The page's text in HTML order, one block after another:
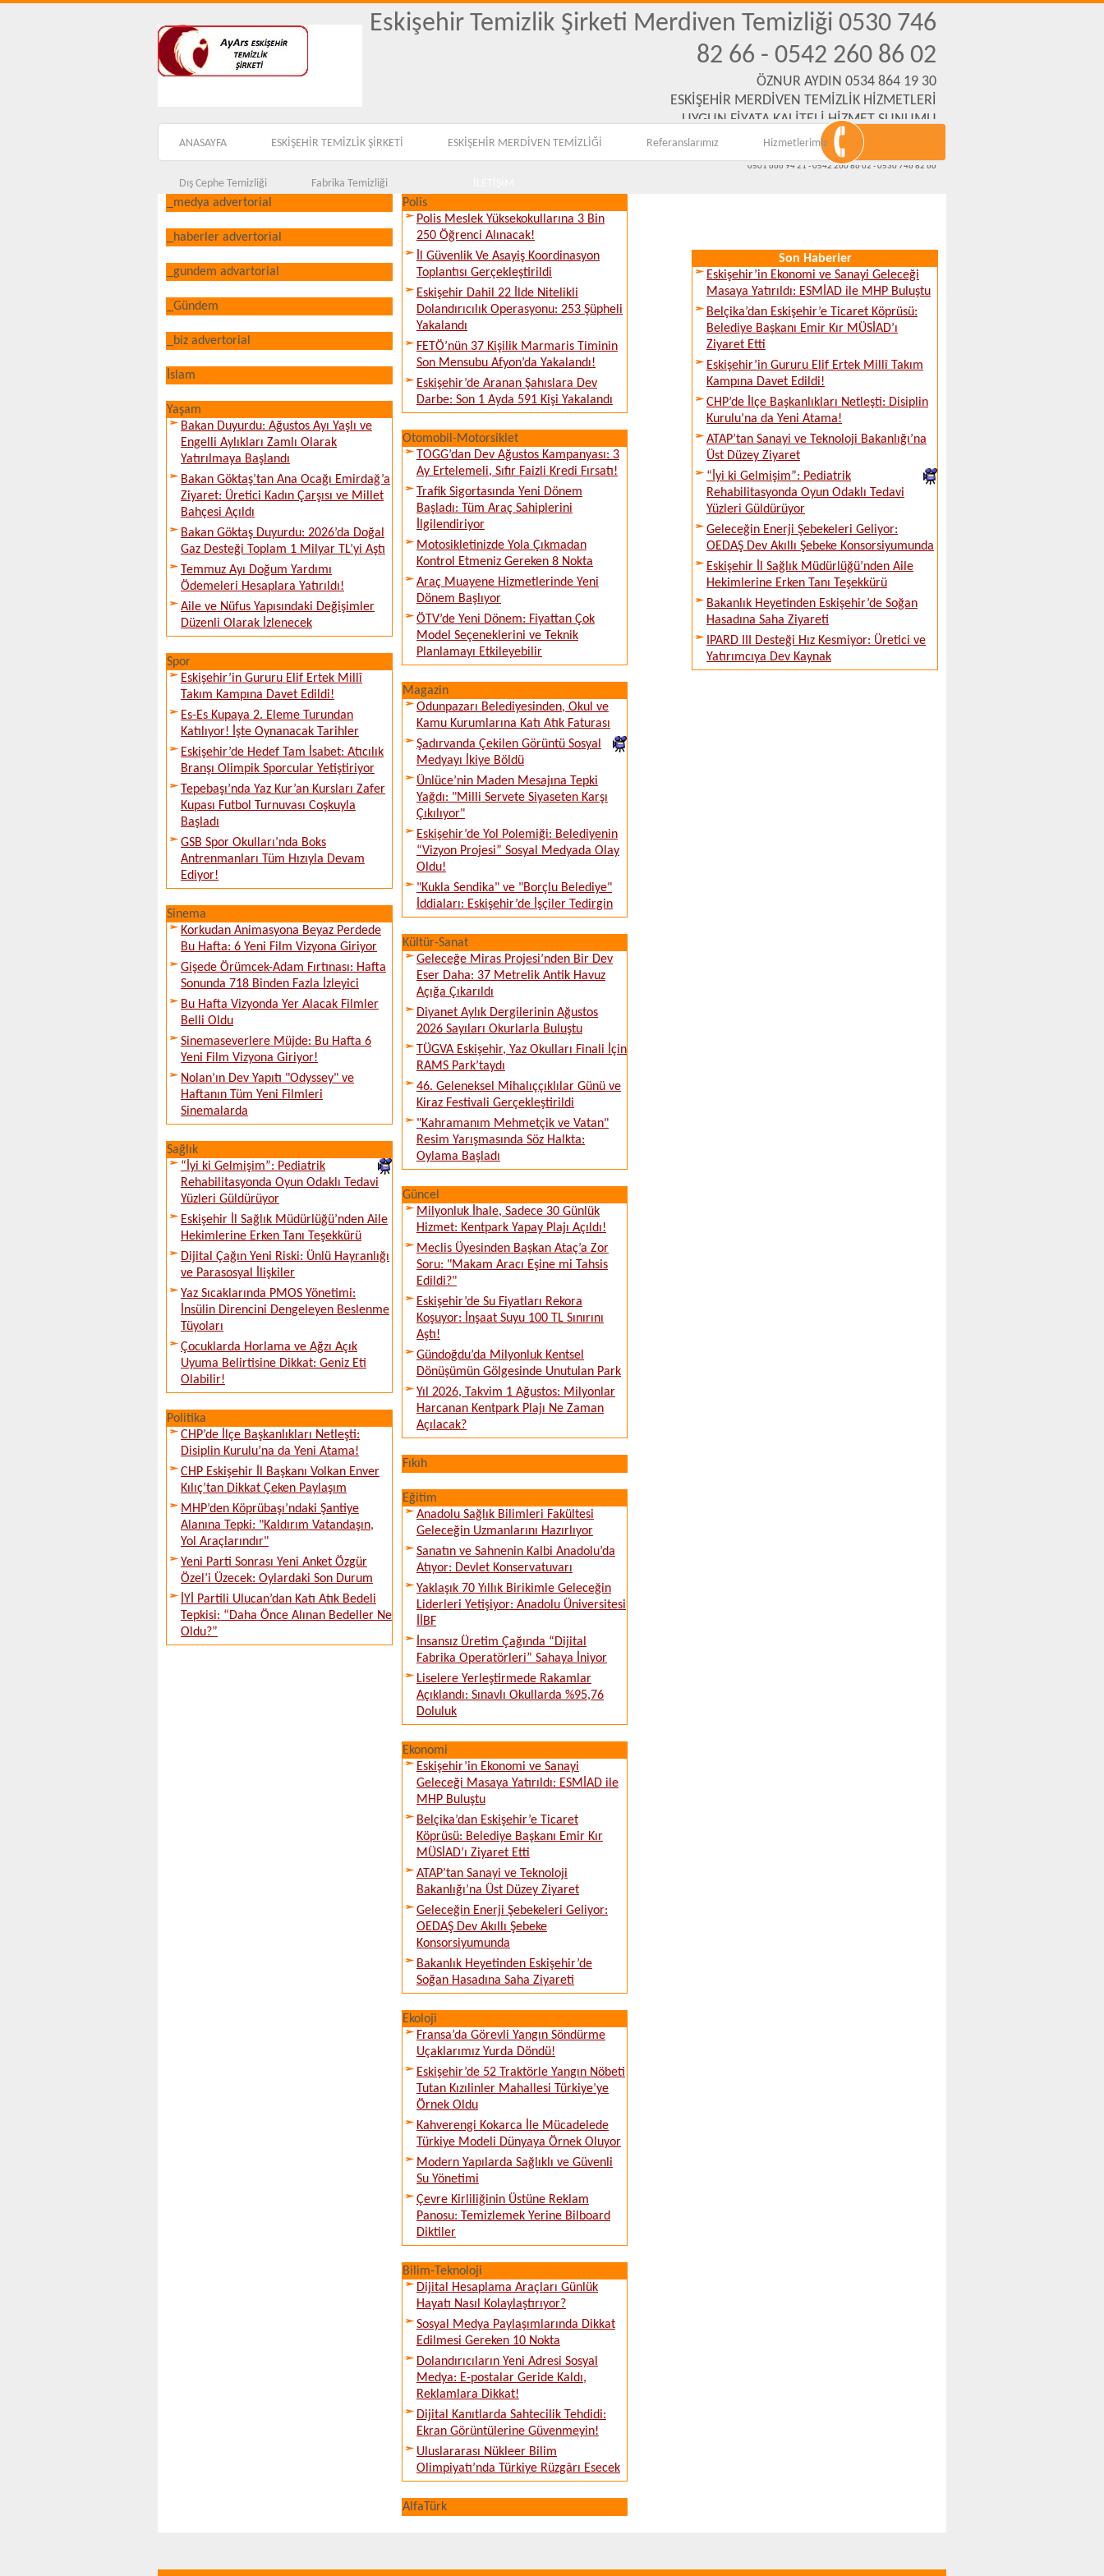
Eskişehir Temizlik Şirketi Merdiven Temizliği 0530 746
82 66 - 0542 260 86 02
ÖZNUR AYDIN 0534 864 19 30
ESKİŞEHİR MERDİVEN TEMİZLİK HİZMETLERİ
UYGUN FİYATA KALİTELİ HİZMET SUNUMU
Emek Mh. Yanartaş Sk. No:31 Eskişehir
www.eskisehirmerdiventemizliksirketi.com
0501 666 94 21 - 0542 260 86 02 - 0530 746 82 66
ANASAYFA ESKİŞEHİR TEMİZLİK ŞİRKETİ ESKİŞEHİR MERDİVEN TEMİZLİĞİ Referanslarımız Hizmetlerimiz
Dış Cephe Temizliği Fabrika Temizliği
_medya advertorial
_haberler advertorial
_gundem advartorial
_Gündem
_biz advertorial
İslam
Yaşam
Bakan Duyurdu: Ağustos Ayı Yaşlı ve
Engelli Aylıkları Zamlı Olarak
Yatırılmaya Başlandı
Bakan Göktaş’tan Ana Ocağı Emirdağ’a
Ziyaret: Üretici Kadın Çarşısı ve Millet
Bahçesi Açıldı
Bakan Göktaş Duyurdu: 2026’da Doğal
Gaz Desteği Toplam 1 Milyar TL’yi Aştı
Temmuz Ayı Doğum Yardımı
Ödemeleri Hesaplara Yatırıldı!
Aile ve Nüfus Yapısındaki Değişimler
Düzenli Olarak İzlenecek
Spor
Eskişehir’in Gururu Elif Ertek Millî
Takım Kampına Davet Edildi!
Es-Es Kupaya 2. Eleme Turundan
Katılıyor! İşte Oynanacak Tarihler
Eskişehir’de Hedef Tam İsabet: Atıcılık
Branşı Olimpik Sporcular Yetiştiriyor
Tepebaşı’nda Yaz Kur’an Kursları Zafer
Kupası Futbol Turnuvası Coşkuyla
Başladı
GSB Spor Okulları’nda Boks
Antrenmanları Tüm Hızıyla Devam
Ediyor!
Sinema
Korkudan Animasyona Beyaz Perdede
Bu Hafta: 6 Yeni Film Vizyona Giriyor
Gişede Örümcek-Adam Fırtınası: Hafta
Sonunda 718 Binden Fazla İzleyici
Bu Hafta Vizyonda Yer Alacak Filmler
Belli Oldu
Sinemaseverlere Müjde: Bu Hafta 6
Yeni Film Vizyona Giriyor!
Nolan’ın Dev Yapıtı "Odyssey" ve
Haftanın Tüm Yeni Filmleri
Sinemalarda
Sağlık
“İyi ki Gelmişim”: Pediatrik
Rehabilitasyonda Oyun Odaklı Tedavi
Yüzleri Güldürüyor
Eskişehir İl Sağlık Müdürlüğü’nden Aile
Hekimlerine Erken Tanı Teşekkürü
Dijital Çağın Yeni Riski: Ünlü Hayranlığı
ve Parasosyal İlişkiler
Yaz Sıcaklarında PMOS Yönetimi:
İnsülin Direncini Dengeleyen Beslenme
Tüyoları
Çocuklarda Horlama ve Ağzı Açık
Uyuma Belirtisine Dikkat: Geniz Eti
Olabilir!
Politika
CHP’de İlçe Başkanlıkları Netleşti:
Disiplin Kurulu’na da Yeni Atama!
CHP Eskişehir İl Başkanı Volkan Enver
Kılıç’tan Dikkat Çeken Paylaşım
MHP’den Köprübaşı’ndaki Şantiye
Alanına Tepki: "Kaldırım Vatandaşın,
Yol Araçlarındır"
Yeni Parti Sonrası Yeni Anket Özgür
Özel’i Üzecek: Oylardaki Son Durum
İYİ Partili Ulucan’dan Katı Atık Bedeli
Tepkisi: “Daha Önce Alınan Bedeller Ne
Oldu?”
Polis
Polis Meslek Yüksekokullarına 3 Bin
250 Öğrenci Alınacak!
İl Güvenlik Ve Asayiş Koordinasyon
Toplantısı Gerçekleştirildi
Eskişehir Dahil 22 İlde Nitelikli
Dolandırıcılık Operasyonu: 253 Şüpheli
Yakalandı
FETÖ’nün 37 Kişilik Marmaris Timinin
Son Mensubu Afyon’da Yakalandı!
Eskişehir’de Aranan Şahıslara Dev
Darbe: Son 1 Ayda 591 Kişi Yakalandı
Otomobil-Motorsiklet
TOGG’dan Dev Ağustos Kampanyası: 3
Ay Ertelemeli, Sıfır Faizli Kredi Fırsatı!
Trafik Sigortasında Yeni Dönem
Başladı: Tüm Araç Sahiplerini
İlgilendiriyor
Motosikletinizde Yola Çıkmadan
Kontrol Etmeniz Gereken 8 Nokta
Araç Muayene Hizmetlerinde Yeni
Dönem Başlıyor
ÖTV’de Yeni Dönem: Fiyattan Çok
Model Seçeneklerini ve Teknik
Planlamayı Etkileyebilir
Magazin
Odunpazarı Belediyesinden, Okul ve
Kamu Kurumlarına Katı Atık Faturası
Şadırvanda Çekilen Görüntü Sosyal
Medyayı İkiye Böldü
Ünlüce’nin Maden Mesajına Tepki
Yağdı: "Milli Servete Siyaseten Karşı
Çıkılıyor"
Eskişehir’de Yol Polemiği: Belediyenin
“Vizyon Projesi” Sosyal Medyada Olay
Oldu!
"Kukla Sendika" ve "Borçlu Belediye"
İddiaları: Eskişehir’de İşçiler Tedirgin
Kültür-Sanat
Geleceğe Miras Projesi’nden Bir Dev
Eser Daha: 37 Metrelik Antik Havuz
Açığa Çıkarıldı
Diyanet Aylık Dergilerinin Ağustos
2026 Sayıları Okurlarla Buluştu
TÜGVA Eskişehir, Yaz Okulları Finali İçin
RAMS Park’taydı
46. Geleneksel Mihalıççıklılar Günü ve
Kiraz Festivali Gerçekleştirildi
"Kahramanım Mehmetçik ve Vatan"
Resim Yarışmasında Söz Halkta:
Oylama Başladı
Güncel
Milyonluk İhale, Sadece 30 Günlük
Hizmet: Kentpark Yapay Plajı Açıldı!
Meclis Üyesinden Başkan Ataç’a Zor
Soru: "Makam Aracı Eşine mi Tahsis
Edildi?"
Eskişehir’de Su Fiyatları Rekora
Koşuyor: İnşaat Suyu 100 TL Sınırını
Aştı!
Gündoğdu’da Milyonluk Kentsel
Dönüşümün Gölgesinde Unutulan Park
Yıl 2026, Takvim 1 Ağustos: Milyonlar
Harcanan Kentpark Plajı Ne Zaman
Açılacak?
Fıkıh
Eğitim
Anadolu Sağlık Bilimleri Fakültesi
Geleceğin Uzmanlarını Hazırlıyor
Sanatın ve Sahnenin Kalbi Anadolu’da
Atıyor: Devlet Konservatuvarı
Yaklaşık 70 Yıllık Birikimle Geleceğin
Liderleri Yetişiyor: Anadolu Üniversitesi
İİBF
İnsansız Üretim Çağında “Dijital
Fabrika Operatörleri” Sahaya İniyor
Liselere Yerleştirmede Rakamlar
Açıklandı: Sınavlı Okullarda %95,76
Doluluk
Ekonomi
Eskişehir’in Ekonomi ve Sanayi
Geleceği Masaya Yatırıldı: ESMİAD ile
MHP Buluştu
Belçika’dan Eskişehir’e Ticaret
Köprüsü: Belediye Başkanı Emir Kır
MÜSİAD’ı Ziyaret Etti
ATAP’tan Sanayi ve Teknoloji
Bakanlığı’na Üst Düzey Ziyaret
Geleceğin Enerji Şebekeleri Geliyor:
OEDAŞ Dev Akıllı Şebeke
Konsorsiyumunda
Bakanlık Heyetinden Eskişehir’de
Soğan Hasadına Saha Ziyareti
Ekoloji
Fransa’da Görevli Yangın Söndürme
Uçaklarımız Yurda Döndü!
Eskişehir’de 52 Traktörle Yangın Nöbeti
Tutan Kızılinler Mahallesi Türkiye’ye
Örnek Oldu
Kahverengi Kokarca İle Mücadelede
Türkiye Modeli Dünyaya Örnek Oluyor
Modern Yapılarda Sağlıklı ve Güvenli
Su Yönetimi
Çevre Kirliliğinin Üstüne Reklam
Panosu: Temizlemek Yerine Bilboard
Diktiler
Bilim-Teknoloji
Dijital Hesaplama Araçları Günlük
Hayatı Nasıl Kolaylaştırıyor?
Sosyal Medya Paylaşımlarında Dikkat
Edilmesi Gereken 10 Nokta
Dolandırıcıların Yeni Adresi Sosyal
Medya: E-postalar Geride Kaldı,
Reklamlara Dikkat!
Dijital Kanıtlarda Sahtecilik Tehdidi:
Ekran Görüntülerine Güvenmeyin!
Uluslararası Nükleer Bilim
Olimpiyatı’nda Türkiye Rüzgârı Esecek
AlfaTürk
Son Haberler
Eskişehir’in Ekonomi ve Sanayi Geleceği
Masaya Yatırıldı: ESMİAD ile MHP Buluştu
Belçika’dan Eskişehir’e Ticaret Köprüsü:
Belediye Başkanı Emir Kır MÜSİAD’ı
Ziyaret Etti
Eskişehir’in Gururu Elif Ertek Millî Takım
Kampına Davet Edildi!
CHP’de İlçe Başkanlıkları Netleşti: Disiplin
Kurulu’na da Yeni Atama!
ATAP’tan Sanayi ve Teknoloji Bakanlığı’na
Üst Düzey Ziyaret
“İyi ki Gelmişim”: Pediatrik
Rehabilitasyonda Oyun Odaklı Tedavi
Yüzleri Güldürüyor
Geleceğin Enerji Şebekeleri Geliyor:
OEDAŞ Dev Akıllı Şebeke Konsorsiyumunda
Eskişehir İl Sağlık Müdürlüğü’nden Aile
Hekimlerine Erken Tanı Teşekkürü
Bakanlık Heyetinden Eskişehir’de Soğan
Hasadına Saha Ziyareti
IPARD III Desteği Hız Kesmiyor: Üretici ve
Yatırımcıya Dev Kaynak